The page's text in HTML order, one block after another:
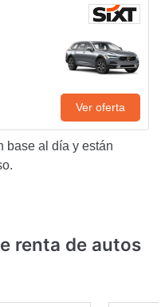
Ver oferta
base al día y están
renta de autos